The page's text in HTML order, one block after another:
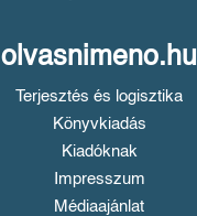
olvasnimeno.hu
Terjesztés és logisztika
Könyvkiadás
Kiadóknak
Impresszum
Médiaajánlat